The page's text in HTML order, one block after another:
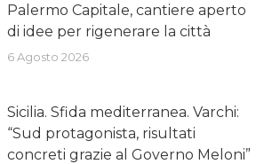
Palermo Capitale, cantiere aperto
di idee per rigenerare la città
6 Agosto 2026
Sicilia. Sfida mediterranea. Varchi:
“Sud protagonista, risultati
concreti grazie al Governo Meloni”